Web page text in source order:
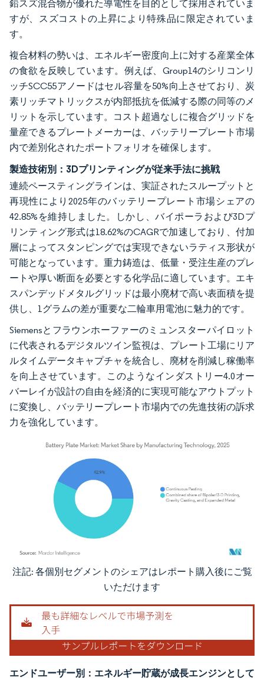
鉛スズ混合物が優れた導電性を目的として採用されていま
すが、スズコストの上昇により特殊品に限定されていま
す。
複合材料の勢いは、エネルギー密度向上に対する産業全体
の食欲を反映しています。例えば、Group14のシリコンリ
ッチSCC55アノードはセル容量を50%向上させており、炭
素リッチマトリックスが内部抵抗を低減する際の同等のメ
リットを示しています。コスト超過なしに複合グリッドを
量産できるプレートメーカーは、バッテリープレート市場
内で差別化されたポートフォリオを確保します。
製造技術別：3Dプリンティングが従来手法に挑戦
連続ペースティングラインは、実証されたスループットと
再現性により2025年のバッテリープレート市場シェアの
42.85%を維持しました。しかし、バイポーラおよび3Dプ
リンティング形式は18.62%のCAGRで加速しており、付加
層によってスタンピングでは実現できないラティス形状が
可能となっています。重力鋳造は、低量・受注生産のプレ
ートや厚い断面を必要とする化学品に適しています。エキ
スパンデッドメタルグリッドは最小廃材で高い表面積を提
供し、1グラムの差が重要な二輪車用電池に魅力的です。
Siemensとフラウンホーファーのミュンスターパイロット
に代表されるデジタルツイン監視は、プレート工場にリア
ルタイムデータキャプチャを統合し、廃材を削減し稼働率
を向上させています。このようなインダストリー4.0オー
バーレイが設計の自由を経済的に実現可能なアウトプット
に変換し、バッテリープレート市場内での先進技術の訴求
力を強化しています。
画像 © Mordor Intelligence。再利用にはCC BY 4.0の表示が必要です。
注記: 各個別セグメントのシェアはレポート購入後にご覧
いただけます
エンドユーザー別：エネルギー貯蔵が成長エンジンとして